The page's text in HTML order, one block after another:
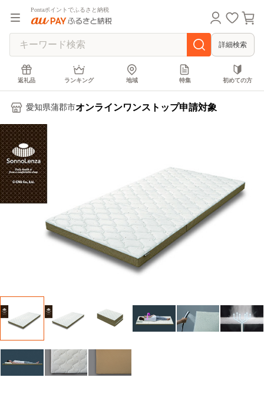
Pontaポイントでふるさと納税
詳細検索
返礼品 ランキング 地域 特集 初めての方
愛知県蒲郡市オンラインワンストップ申請対象